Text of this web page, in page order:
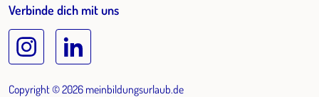
Verbinde dich mit uns
Copyright © 2026 meinbildungsurlaub.de